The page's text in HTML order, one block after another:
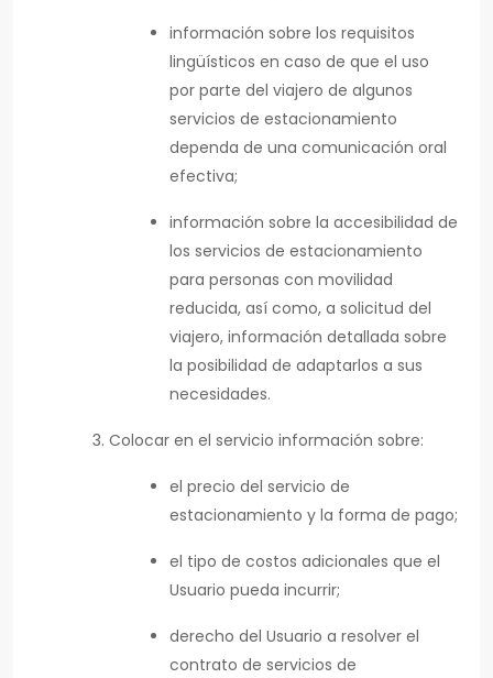
información sobre los requisitos
lingüísticos en caso de que el uso
por parte del viajero de algunos
servicios de estacionamiento
dependa de una comunicación oral
efectiva;
información sobre la accesibilidad de
los servicios de estacionamiento
para personas con movilidad
reducida, así como, a solicitud del
viajero, información detallada sobre
la posibilidad de adaptarlos a sus
necesidades.
Colocar en el servicio información sobre:
el precio del servicio de
estacionamiento y la forma de pago;
el tipo de costos adicionales que el
Usuario pueda incurrir;
derecho del Usuario a resolver el
contrato de servicios de